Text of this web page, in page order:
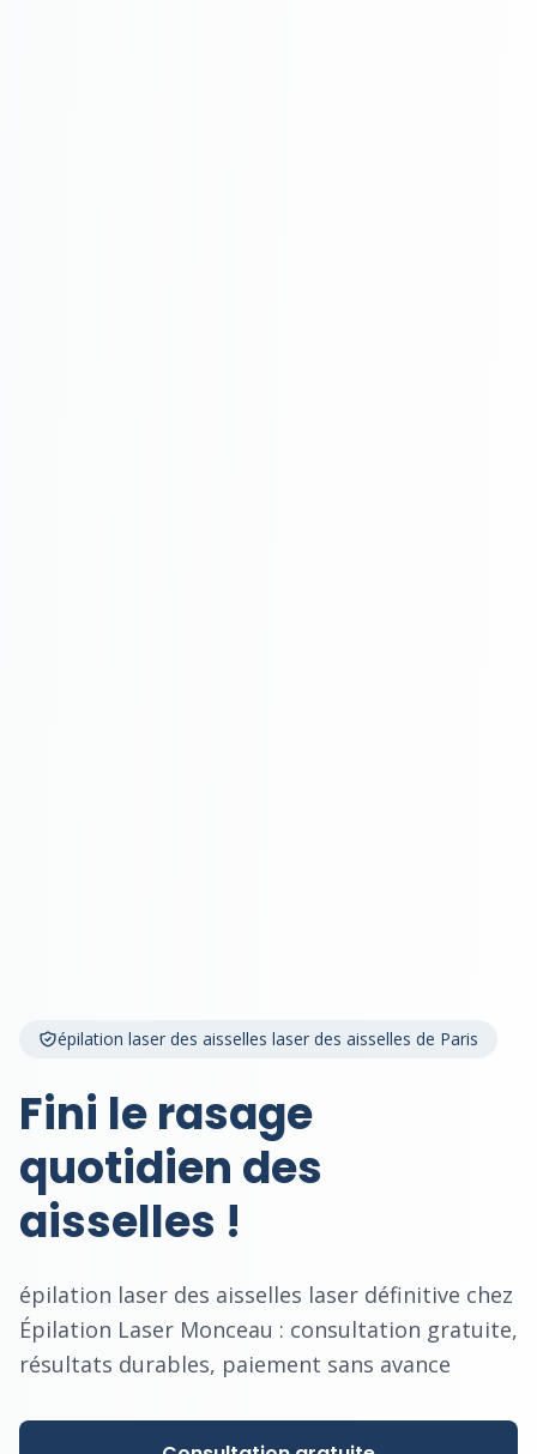
épilation laser des aisselles laser des aisselles de Paris
Fini le rasage
quotidien des
aisselles !
épilation laser des aisselles laser définitive chez
Épilation Laser Monceau : consultation gratuite,
résultats durables, paiement sans avance